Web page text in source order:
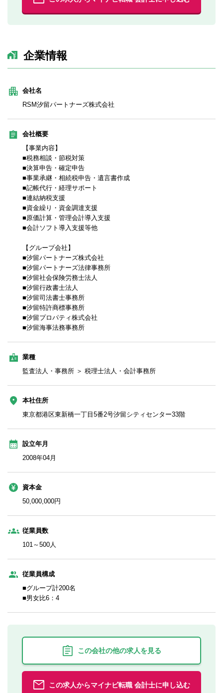
企業情報
会社名
RSM汐留パートナーズ株式会社
会社概要
【事業内容】
■税務相談・節税対策
■決算申告・確定申告
■事業承継・相続税申告・遺言書作成
■記帳代行・経理サポート
■連結納税支援
■資金繰り・資金調達支援
■原価計算・管理会計導入支援
■会計ソフト導入支援等他
【グループ会社】
■汐留パートナーズ株式会社
■汐留パートナーズ法律事務所
■汐留社会保険労務士法人
■汐留行政書士法人
■汐留司法書士事務所
■汐留特許商標事務所
■汐留プロパティ株式会社
■汐留海事法務事務所
業種
監査法人・事務所 ＞ 税理士法人・会計事務所
本社住所
東京都港区東新橋一丁目5番2号汐留シティセンター33階
設立年月
2008年04月
資本金
50,000,000円
従業員数
101～500人
従業員構成
■グループ計200名
■男女比6：4
この会社の他の求人を見る
この求人からマイナビ転職 会計士に申し込む